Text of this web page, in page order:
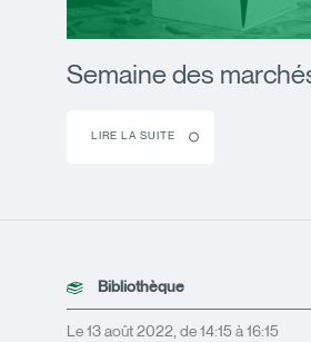
Semaine des
LIRE LA SUITE
Bibliothèque
Le 13 août 2022, de 14:15 à 16:15